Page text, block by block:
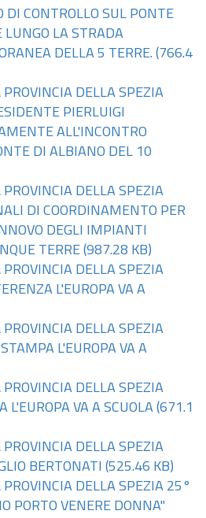
DI CONTROLLO SUL PONTE
LUNGO LA STRADA
DELLA 5 TERRE. (766.4
DELLA SPEZIA
PIERLUIGI
ALL'INCONTRO
DI ALBIANO DEL 10
DELLA SPEZIA
DI COORDINAMENTO PER
DEGLI IMPIANTI
TERRE (987.28 KB)
DELLA SPEZIA
L'EUROPA VA A
DELLA SPEZIA
L'EUROPA VA A
DELLA SPEZIA
L'EUROPA VA A SCUOLA (671.1
DELLA SPEZIA
BERTONATI (525.46 KB)
DELLA SPEZIA 25°
PORTO VENERE DONNA"